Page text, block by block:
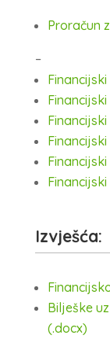
Proračun
–
Financijski
Financijski
Izvješća:
Bilješke
(.docx)